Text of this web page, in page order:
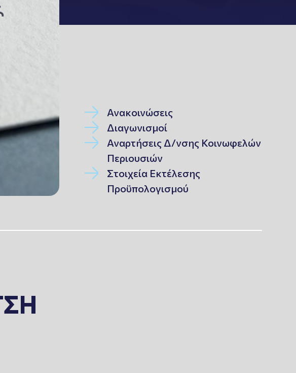
Ανακοινώσεις
Διαγωνισμοί
Αναρτήσεις Δ/νσης Κοινωφελών
Περιουσιών
Στοιχεία Εκτέλεσης
Προϋπολογισμού